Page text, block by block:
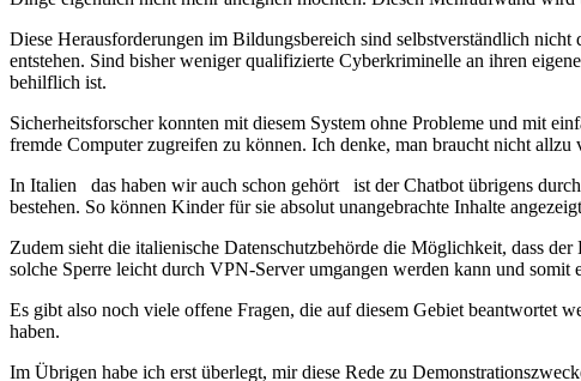
Diese Herausforderungen im Bildungsbereich sind selbstverständlich
entstehen. Sind bisher weniger qualifizierte Cyberkriminelle an ihren
behilflich ist.
Sicherheitsforscher konnten mit diesem System ohne Probleme und mit
fremde Computer zugreifen zu können. Ich denke, man braucht nicht
In Italien das haben wir auch schon gehört ist der Chatbot übrigens
bestehen. So können Kinder für sie absolut unangebrachte Inhalte
Zudem sieht die italienische Datenschutzbehörde die Möglichkeit, dass
solche Sperre leicht durch VPN-Server umgangen werden kann und
Es gibt also noch viele offene Fragen, die auf diesem Gebiet beantwortet
haben.
Im Übrigen habe ich erst überlegt, mir diese Rede zu